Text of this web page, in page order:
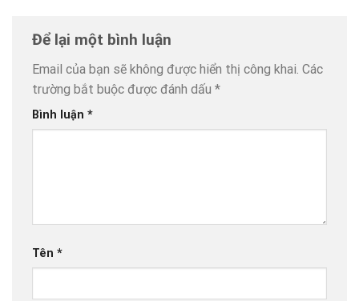
Để lại một bình luận
Email của bạn sẽ không được hiển thị công khai. Các
trường bắt buộc được đánh dấu *
Bình luận *
Tên *